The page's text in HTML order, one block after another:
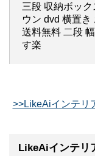
三段 収納ボッ
ウン dvd 横置き
送料無料 二段
す楽
>>LikeAiインテリ
LikeAiインテリ